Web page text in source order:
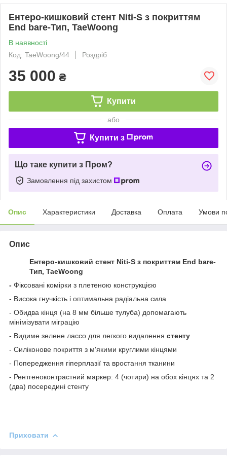
Ентеро-кишковий стент Niti-S з покриттям
End bare-Тип, TaeWoong
В наявності
Код: TaeWoong/44
Роздріб
35 000 ₴
Купити
або
Купити з
Що таке купити з Пром?
Замовлення під захистом
Опис Характеристики Доставка Оплата Умови
Опис
Ентеро-кишковий стент Niti-S з покриттям End bare-
Тип, TaeWoong
- Фіксовані комірки з плетеною конструкцією
- Висока гнучкість і оптимальна радіальна сила
- Обидва кінця (на 8 мм більше тулуба) допомагають
мінімізувати міграцію
- Видиме зелене лассо для легкого видалення стенту
- Силіконове покриття з м'якими круглими кінцями
- Попередження гіперплазії та вростання тканини
- Рентгеноконтрастний маркер: 4 (чотири) на обох кінцях та 2
(два) посередині стенту
Приховати